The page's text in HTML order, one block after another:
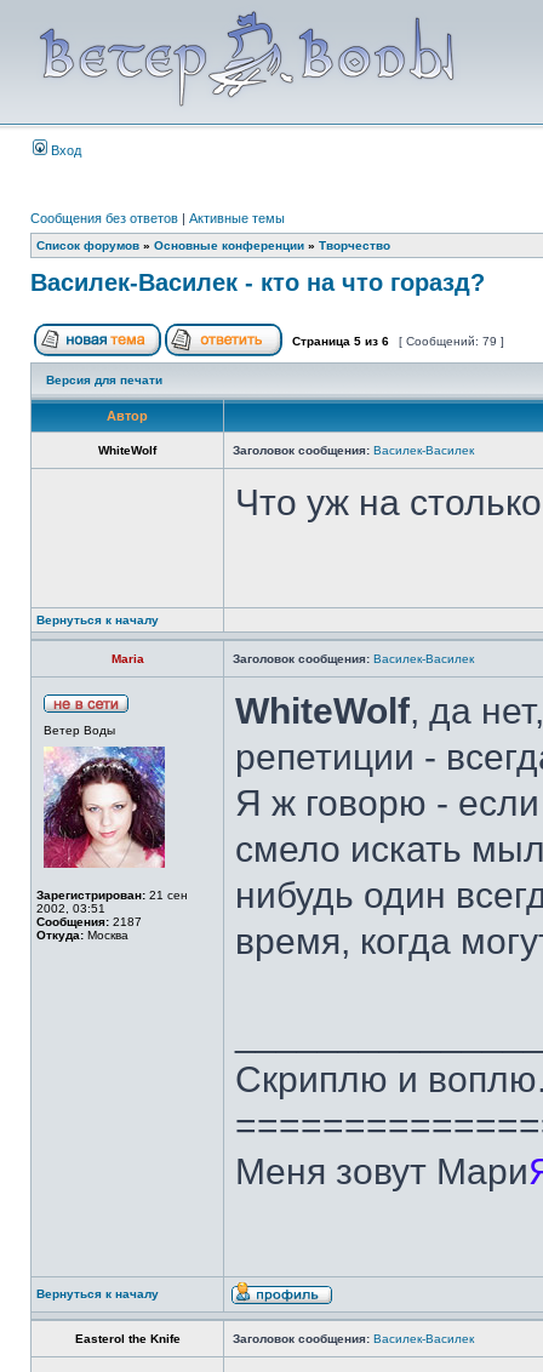
Вход
Сообщения без ответов | Активные темы
Список форумов » Основные конференции » Творчество
Василек-Василек - кто на что горазд?
Страница 5 из 6 [ Сообщений: 79 ]
Версия для печати
Автор
WhiteWolf Заголовок сообщения: Василек-Василек
Что уж на
Вернуться к началу
Maria Заголовок сообщения: Василек-Василек
Ветер Воды
Зарегистрирован: 21 сен
2002, 03:51
Сообщения: 2187
Откуда: Москва
WhiteWolf, да
репетиции -
Я ж говорю -
смело искать
нибудь один
время, когда
Скриплю и
Меня зовут Мари
Вернуться к началу
Easterol the Knife Заголовок сообщения: Василек-Василек